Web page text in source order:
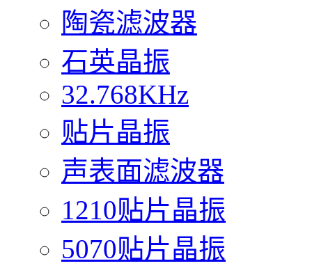
陶瓷滤波器
石英晶振
32.768KHz
贴片晶振
声表面滤波器
1210贴片晶振
5070贴片晶振